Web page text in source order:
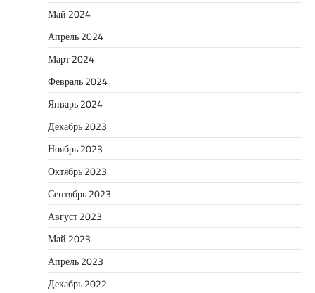
Май 2024
Апрель 2024
Март 2024
Февраль 2024
Январь 2024
Декабрь 2023
Ноябрь 2023
Октябрь 2023
Сентябрь 2023
Август 2023
Май 2023
Апрель 2023
Декабрь 2022